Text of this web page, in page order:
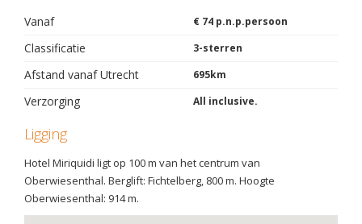
Vanaf € 74 p.n.p.persoon
Classificatie 3-sterren
Afstand vanaf Utrecht 695km
Verzorging All inclusive.
Ligging
Hotel Miriquidi ligt op 100 m van het centrum van
Oberwiesenthal. Berglift: Fichtelberg, 800 m. Hoogte
Oberwiesenthal: 914 m.